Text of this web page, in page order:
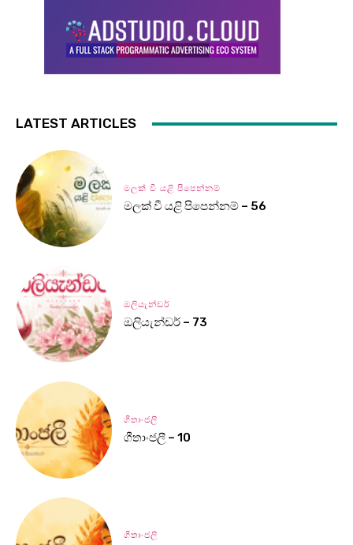
LATEST ARTICLES
මලක් වී යළි පිපෙන්නම්
මලක් වී යළි පිපෙන්නම් – 56
ඔලියැන්ඩර්
ඔලියැන්ඩර් – 73
ගීතාංජලී
ගීතාංජලී – 10
ගීතාංජලී